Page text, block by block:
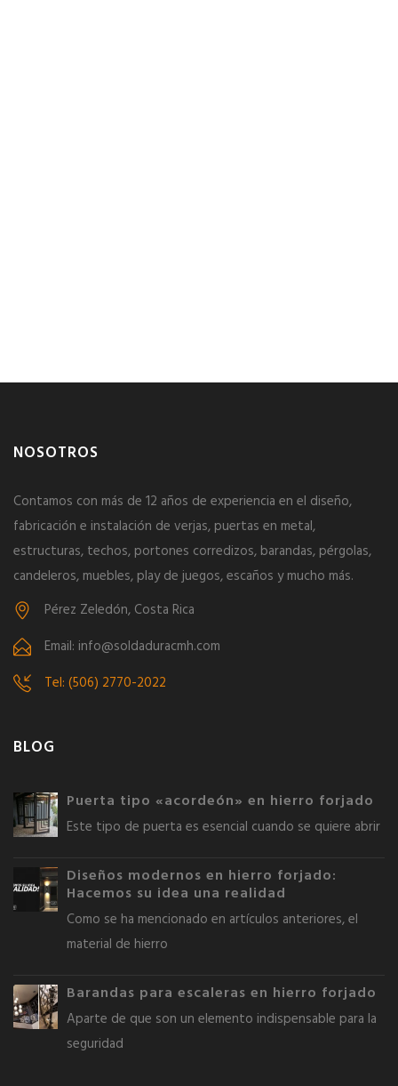
NOSOTROS
Contamos con más de 12 años de experiencia en el diseño,
fabricación e instalación de verjas, puertas en metal,
estructuras, techos, portones corredizos, barandas, pérgolas,
candeleros, muebles, play de juegos, escaños y mucho más.
Pérez Zeledón, Costa Rica
Email: info@soldaduracmh.com
Tel: (506) 2770-2022
BLOG
Puerta tipo «acordeón» en hierro forjado
Este tipo de puerta es esencial cuando se quiere abrir
Diseños modernos en hierro forjado:
Hacemos su idea una realidad
Como se ha mencionado en artículos anteriores, el
material de hierro
Barandas para escaleras en hierro forjado
Aparte de que son un elemento indispensable para la
seguridad